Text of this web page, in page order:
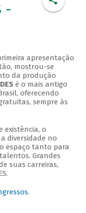
-
apresentação
mostrou-se
da produção
é o mais antigo
oferecendo
sempre às
existência, o
diversidade no
espaço tanto para
Grandes
suas carreiras,
.